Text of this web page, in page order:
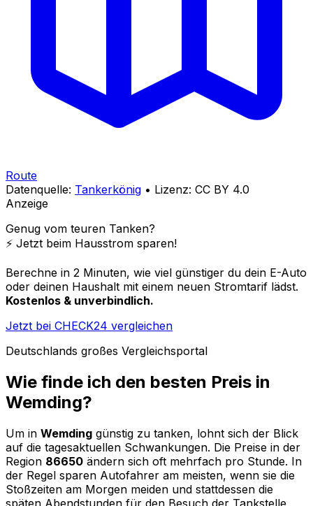
Route
Datenquelle: Tankerkönig • Lizenz: CC BY 4.0
Anzeige
Genug vom teuren Tanken?
⚡️ Jetzt beim Hausstrom sparen!
Berechne in 2 Minuten, wie viel günstiger du dein E-Auto
oder deinen Haushalt mit einem neuen Stromtarif lädst.
Kostenlos & unverbindlich.
Jetzt bei CHECK24 vergleichen
Deutschlands großes Vergleichsportal
Wie finde ich den besten Preis in
Wemding?
Um in Wemding günstig zu tanken, lohnt sich der Blick
auf die tagesaktuellen Schwankungen. Die Preise in der
Region 86650 ändern sich oft mehrfach pro Stunde. In
der Regel sparen Autofahrer am meisten, wenn sie die
Stoßzeiten am Morgen meiden und stattdessen die
späten Abendstunden für den Besuch der Tankstelle